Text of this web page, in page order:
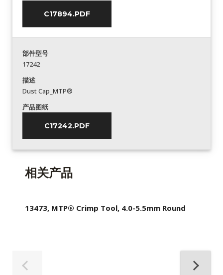
C17894.PDF
部件型号
17242
描述
Dust Cap_MTP®
产品图纸
C17242.PDF
相关产品
13473, MTP® Crimp Tool, 4.0-5.5mm Round